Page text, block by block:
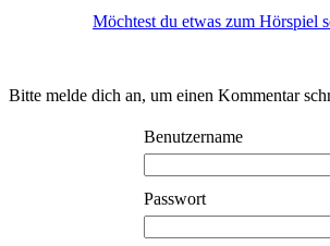
Möchtest du etwas zum Hörspiel
Bitte melde dich an, um einen Kommentar
Benutzername
Passwort